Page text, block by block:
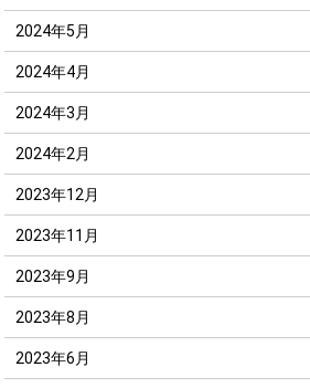
2024年5月
2024年4月
2024年3月
2024年2月
2023年12月
2023年11月
2023年9月
2023年8月
2023年6月